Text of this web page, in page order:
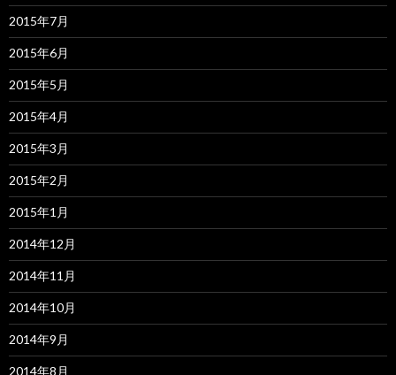
2015年7月
2015年6月
2015年5月
2015年4月
2015年3月
2015年2月
2015年1月
2014年12月
2014年11月
2014年10月
2014年9月
2014年8月